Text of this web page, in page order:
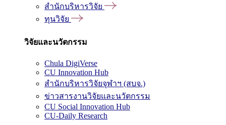
สำนักบริหารวิจัย
ทุนวิจัย
วิจัยและนวัตกรรม
Chula DigiVerse
CU Innovation Hub
สำนักบริหารวิจัยจุฬาฯ (สบจ.)
ข่าวสารงานวิจัยและนวัตกรรม
CU Social Innovation Hub
CU-Daily Research